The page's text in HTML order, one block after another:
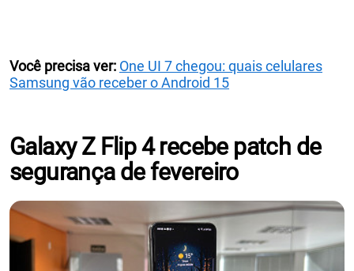
Você precisa ver: One UI 7 chegou: quais celulares
Samsung vão receber o Android 15
Galaxy Z Flip 4 recebe patch de
segurança de fevereiro